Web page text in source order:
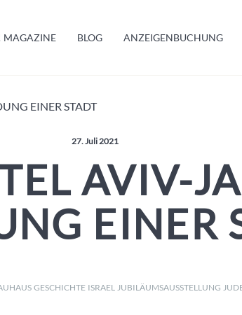
MAGAZINE BLOG ANZEIGENBUCHUNG
EINER STADT
Veröffentlicht am:
27. Juli 2021
AVIV-
EINER
GESCHICHTE ISRAEL JUBILÄUMSAUSSTELLUNG